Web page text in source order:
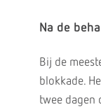
Na de
Bij de
blokkade.
twee dagen